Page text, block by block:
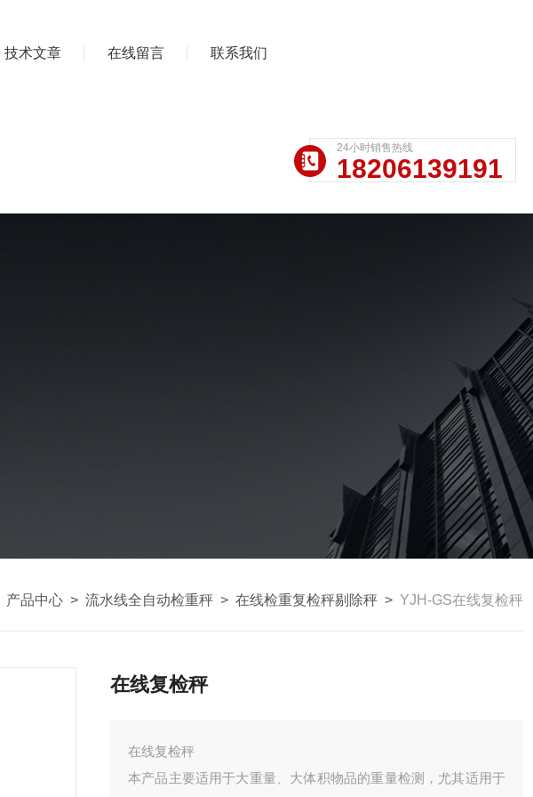
技术文章 在线留言 联系我们
24小时销售热线
18206139191
产品中心 > 流水线全自动检重秤 > 在线检重复检秤剔除秤 > YJH-GS在线复检秤
在线复检秤
在线复检秤
本产品主要适用于大重量、大体积物品的重量检测，尤其适用于